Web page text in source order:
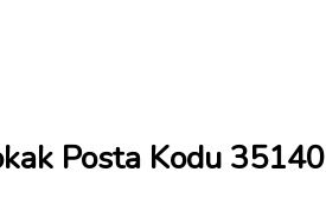
Posta Kodu 35140